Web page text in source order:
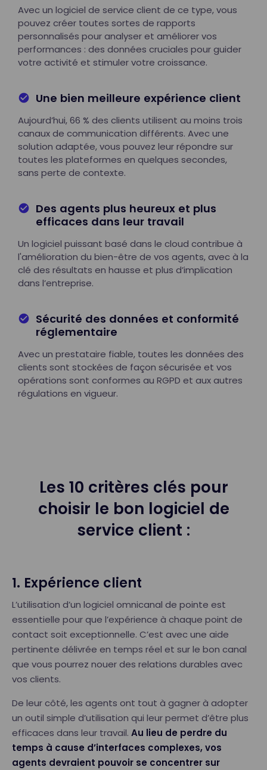
Avec un logiciel de service client de ce type, vous
pouvez créer toutes sortes de rapports
personnalisés pour analyser et améliorer vos
performances : des données cruciales pour guider
votre activité et stimuler votre croissance.
Une bien meilleure expérience client
Aujourd’hui, 66 % des clients utilisent au moins trois
canaux de communication différents. Avec une
solution adaptée, vous pouvez leur répondre sur
toutes les plateformes en quelques secondes,
sans perte de contexte.
Des agents plus heureux et plus
efficaces dans leur travail
Un logiciel puissant basé dans le cloud contribue à
l'amélioration du bien-être de vos agents, avec à la
clé des résultats en hausse et plus d’implication
dans l’entreprise.
Sécurité des données et conformité
réglementaire
Avec un prestataire fiable, toutes les données des
clients sont stockées de façon sécurisée et vos
opérations sont conformes au RGPD et aux autres
régulations en vigueur.
Les 10 critères clés pour
choisir le bon logiciel de
service client :
1. Expérience client
L’utilisation d’un logiciel omnicanal de pointe est
essentielle pour que l’expérience à chaque point de
contact soit exceptionnelle. C’est avec une aide
pertinente délivrée en temps réel et sur le bon canal
que vous pourrez nouer des relations durables avec
vos clients.
De leur côté, les agents ont tout à gagner à adopter
un outil simple d’utilisation qui leur permet d’être plus
efficaces dans leur travail. Au lieu de perdre du
temps à cause d’interfaces complexes, vos
agents devraient pouvoir se concentrer sur